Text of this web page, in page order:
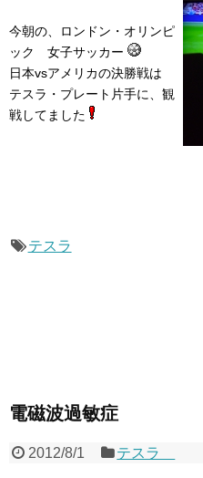
今朝の、ロンドン・オリンピ
ック 女子サッカー
日本vsアメリカの決勝戦は
テスラ・プレート片手に、観
戦してました
テスラ
電磁波過敏症
2012/8/1 テスラ